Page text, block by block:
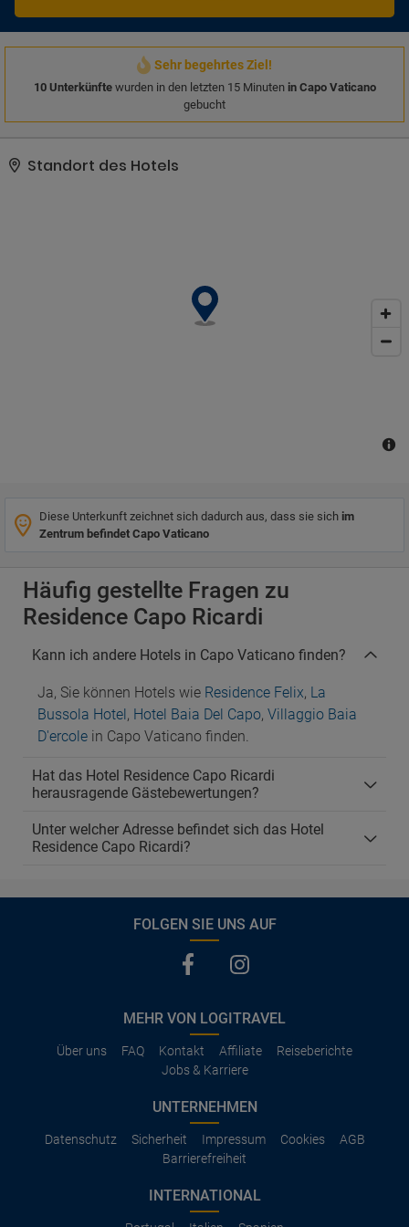
Sehr begehrtes Ziel!
10 Unterkünftewurden in den letzten 15 Minutenin Capo Vaticano
gebucht
Standort des Hotels
Diese Unterkunft zeichnet sich dadurch aus, dass sie sich im
Zentrum befindet Capo Vaticano
Häufig gestellte Fragen zu
Residence Capo Ricardi
Kann ich andere Hotels in Capo Vaticano finden?
Ja, Sie können Hotels wie Residence Felix, La
Bussola Hotel, Hotel Baia Del Capo, Villaggio Baia
D'ercole in Capo Vaticano finden.
Hat das Hotel Residence Capo Ricardi
herausragende Gästebewertungen?
Unter welcher Adresse befindet sich das Hotel
Residence Capo Ricardi?
FOLGEN SIE UNS AUF
MEHR VON LOGITRAVEL
Über uns FAQ Kontakt Affiliate
Reiseberichte
Jobs & Karriere
UNTERNEHMEN
Datenschutz Sicherheit Impressum Cookies
AGB
Barrierefreiheit
INTERNATIONAL